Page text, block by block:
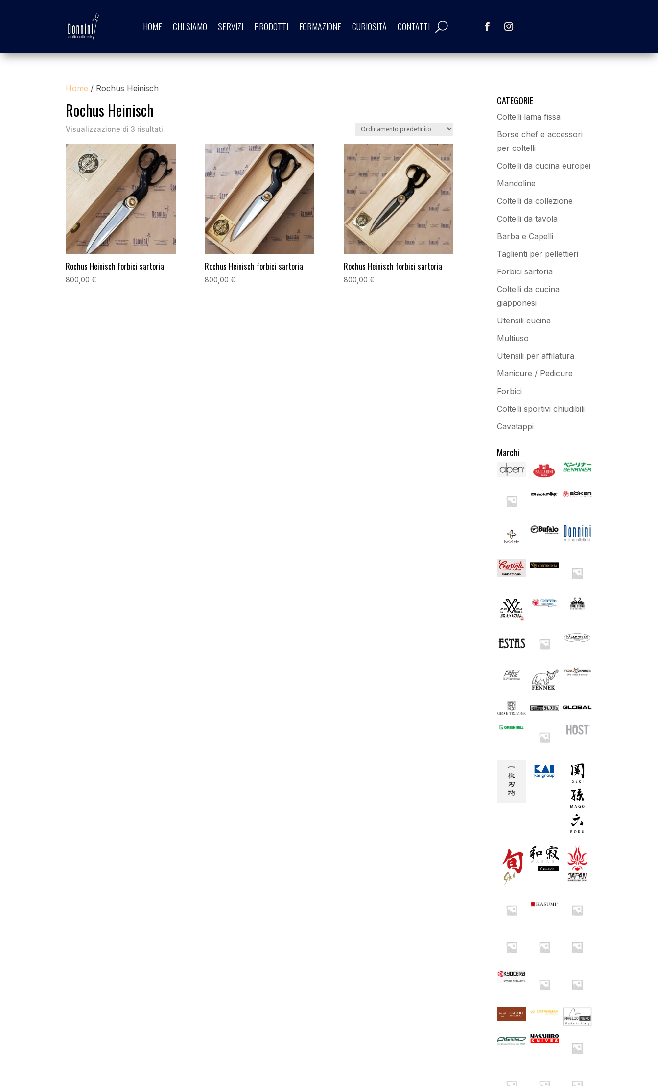
HOME CHI SIAMO SERVIZI PRODOTTI FORMAZIONE CURIOSITÀ CONTATTI
Home / Rochus Heinisch
Rochus Heinisch
Visualizzazione di 3 risultati
Rochus Heinisch forbici sartoria
800,00€
Rochus Heinisch forbici sartoria
800,00 €
Rochus Heinisch forbici sartoria
800,00 €
CATEGORIE
Coltelli lama fissa
Borse chef e accessori
per coltelli
Coltelli da cucina europei
Mandoline
Coltelli da collezione
Coltelli da tavola
Barba e Capelli
Taglienti per pellettieri
Forbici sartoria
Coltelli da cucina
giapponesi
Utensili cucina
Multiuso
Utensili per affilatura
Manicure / Pedicure
Forbici
Coltelli sportivi chiudibili
Cavatappi
Marchi